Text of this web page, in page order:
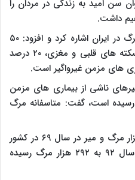
سن امید به زندگی در مردان را
داشت.
معاون وزیر بهداشت به سیمای مرگ در ایران اشاره کرد و افزود: ۵۰
درصد مرگ ها در کشور ناشی از سکته های قلبی و مغزی، ۲۰ درصد
های مزمن غیرواگیر است.
ناشی از بیماری های مزمن
۸۱ درصد به ۵۰ درصد رسیده است، گفت: متاسفانه مرگ
ملک زاده با اشاره به اینکه ۳۷۰ هزار مرگ و میر در سال ۶۹ در کشور
داشته ایم، ادامه داد: این آمار در سال ۹۲ به ۲۹۲ هزار مرگ رسیده